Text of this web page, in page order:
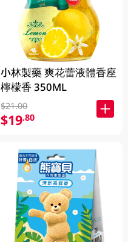
小林製藥 爽花蕾液體香座
檸檬香 350ML
$21.00
$19.80